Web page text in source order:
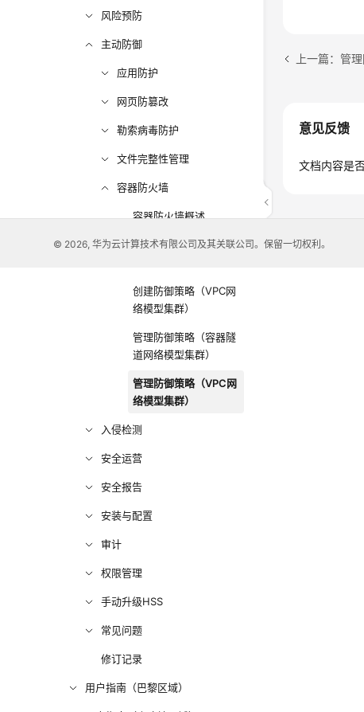
风险预防
主动防御
应用防护
网页防篡改
勒索病毒防护
文件完整性管理
容器防火墙
容器防火墙概述
创建防御策略（容器隧
创建防御策略（VPC网
络模型集群）
管理防御策略（容器隧
道网络模型集群）
管理防御策略（VPC网
络模型集群）
入侵检测
安全运营
安全报告
安装与配置
审计
权限管理
手动升级HSS
常见问题
修订记录
用户指南（巴黎区域）
上一篇：管
意见反馈
文档内容是
© 2026, 华为云计算技术有限公司及其关联公司。保留一切权利。